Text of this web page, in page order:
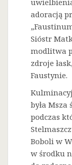
adoracją
Sióstr
modlitwa
zdroje
Faustynie.
była Msza
podczas
Boboli w
w środku